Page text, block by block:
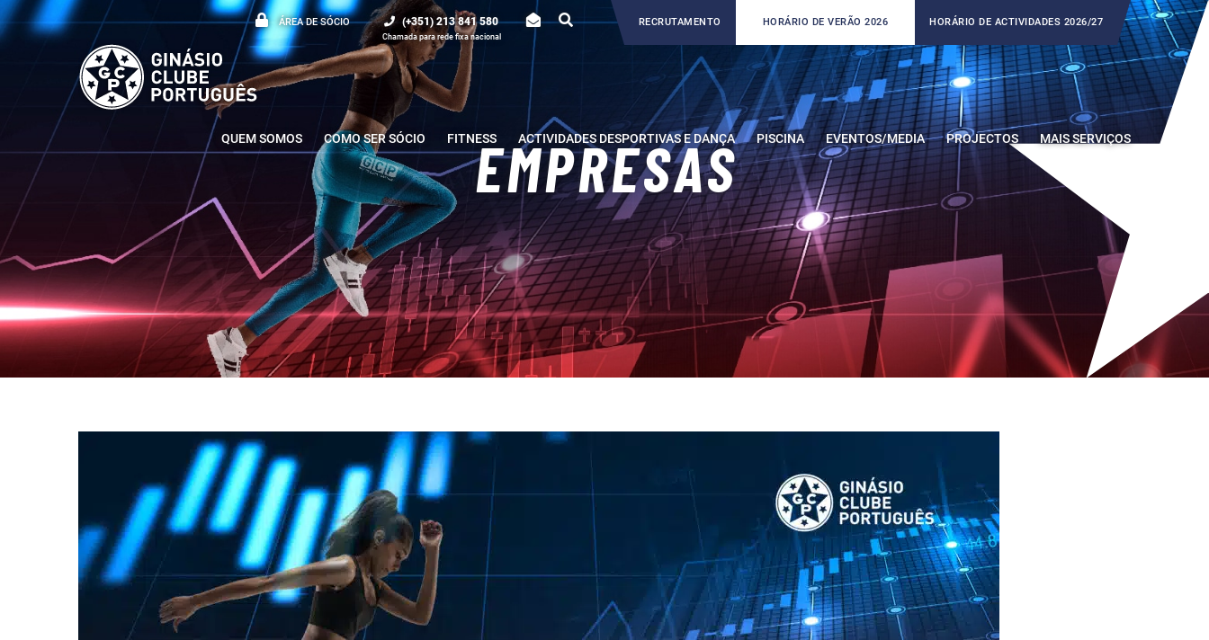
ÁREA DE SÓCIO (+351) 213 841 580
Chamada para rede fixa nacional
RECRUTAMENTO HORÁRIO DE VERÃO 2026 HORÁRIO DE ACTIVIDADES 2026/27
QUEM SOMOS COMO SER SÓCIO FITNESS ACTIVIDADES DESPORTIVAS E DANÇA PISCINA EVENTOS/MEDIA PROJECTOS MAIS SERVIÇOS
EMPRESAS